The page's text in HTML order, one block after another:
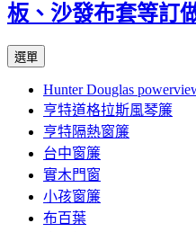
板、沙發布套等訂
選單
內
容
Hunter Douglas
亨特道格拉斯風琴簾
亨特隔熱窗簾
台中窗簾
實木門窗
小孩窗簾
布百葉